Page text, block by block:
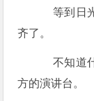
等到日
齐了。
不知道
方的演讲台。